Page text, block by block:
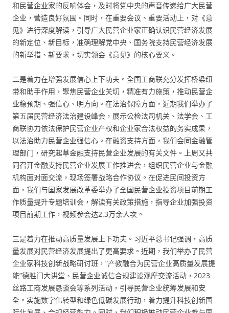
和民营企业家的反响体会，及时将党中央的声音传递给广大民营
企业，营造良好氛围。同时，在重要会议、重要活动上，对《意
见》进行深度解读，引导广大民营企业家正确认识民营经济发展
的新定位、新目标，准确理解党中央、国务院支持民营经济发展
的新举措、新要求，切实领会《意见》的核心要义。
二是着力在增强发展信心上下功夫。全国工商联充分发挥桥梁纽
带和助手作用，聚焦民营企业关切，精准有力施策，推动民营企
业稳预期、强信心、明方向。在法治保障方面，近期我们举办了
第五届民营经济法治建设峰会，展示公检法司机关、法学会、工
商联协力依法保护民营企业产权和企业家合法权益的务实成果，
以法治助力民营企业强信心。在融资支持方面，我们会同金融管
理部门，研究起草金融支持民营企业发展的有关文件。上周又共
同召开金融支持民营企业发展工作推进会，组织民营企业与金融
机构面对面交流，现场签署战略合作协议。在促进民间投资方
面，我们与国家发展改革委举办了全国民营企业投资项目前期工
作质量提升专题培训会，解读有关政策措施，指导企业加强投资
项目前期工作，视频参会达2.3万余人次。
三是着力在推动高质量发展上下功夫。习近平总书记强调，高质
量发展对民营经济发展提出了更高要求。近期，我们举办了民营
企业家科技创新战略研讨班，“产教融合为民营企业高质量发展提
能”德胜门大讲堂、民营企业诚信合规建设观摩交流活动，2023
丝路工商发展恳谈会等系列活动，引导民营企业统筹发展和安
全。实施数字化转型和绿色低碳发展行动，着力提升科技创新国